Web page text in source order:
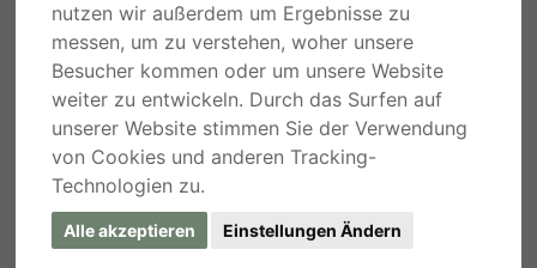
nutzen wir außerdem um Ergebnisse zu
messen, um zu verstehen, woher unsere
Besucher kommen oder um unsere Website
weiter zu entwickeln. Durch das Surfen auf
unserer Website stimmen Sie der Verwendung
von Cookies und anderen Tracking-
Technologien zu.
Alle akzeptieren Einstellungen Ändern
wir eine Fünf Köpfige Familie, mit Jahrelanger Hundeerfhrung
sucht eine lieben ruhigen Mischlinges Hund 30-40 cm Kein
Listenhund und keine Terrier.
Er sollte auf jeden Fall Kinderlieb ( kinder 10, 3 und 2 ) sein und
gehorsam wie grundkomandos kenne, da er/sie auch mit auf die
Arbeit geht und auch sonst überall dabei sein soll, aber auch